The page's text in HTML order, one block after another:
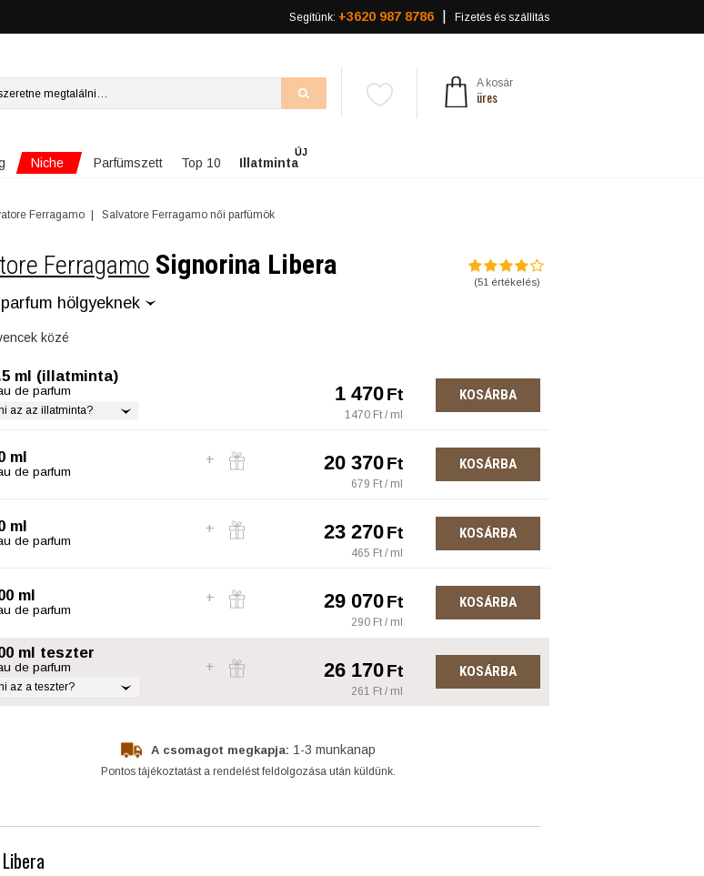
Segítünk: +3620 987 8786 Fizetés és szállítás
A kosár
üres
Niche Parfümszett Top 10 Illatminta
ÚJ
Ferragamo Salvatore Ferragamo női parfümök
Ferragamo Signorina Libera
hölgyeknek
közé
(51 értékelés)
ml (illatminta)
de parfum
az az illatminta?
1 470Ft
1470 Ft / ml
KOSÁRBA
ml
de parfum 20 370Ft
679 Ft / ml
KOSÁRBA
ml
de parfum 23 270Ft
465 Ft / ml
KOSÁRBA
ml
de parfum 29 070Ft
290 Ft / ml
KOSÁRBA
ml teszter
de parfum
az a teszter?
26 170Ft
261 Ft / ml
KOSÁRBA
A csomagot megkapja: 1-3 munkanap
Pontos tájékoztatást a rendelést feldolgozása után küldünk.